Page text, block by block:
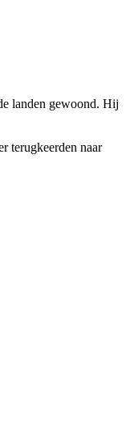
landen gewoond. Hij
terugkeerden naar